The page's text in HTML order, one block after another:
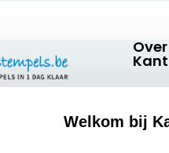
Over
Welkom bij